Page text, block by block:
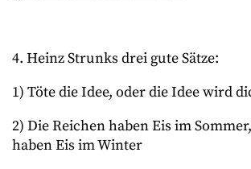
4. Heinz Strunks drei gute Sätze:
1) Töte die Idee, oder die Idee wird
2) Die Reichen haben Eis im
haben Eis im Winter